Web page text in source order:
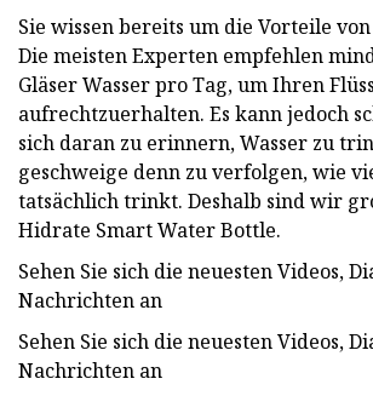
Sie wissen bereits um die Vorteile
Die meisten Experten empfehlen
Gläser Wasser pro Tag, um Ihren
aufrechtzuerhalten. Es kann jedoch
sich daran zu erinnern, Wasser zu
geschweige denn zu verfolgen, wie
tatsächlich trinkt. Deshalb sind wir
Hidrate Smart Water Bottle.
Sehen Sie sich die neuesten Videos,
Nachrichten an
Sehen Sie sich die neuesten Videos,
Nachrichten an